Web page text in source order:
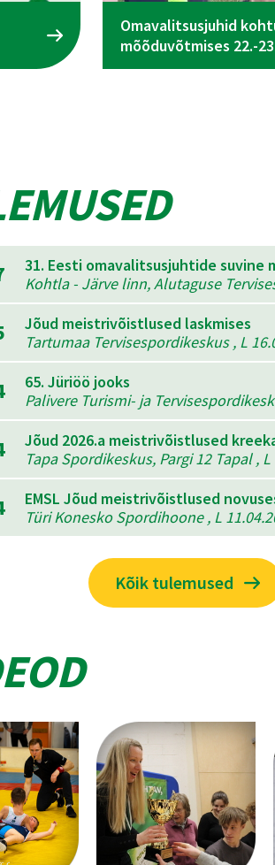
Omavalitsusjuhid
mõõduvõtmises 22.-
31. Eesti omavalitsusjuhtide suvine
Kohtla - Järve linn, Alutaguse
Jõud meistrivõistlused laskmises
Tartumaa Tervisespordikeskus , L
65. Jüriöö jooks
Palivere Turismi- ja
Jõud 2026.a meistrivõistlused
Tapa Spordikeskus, Pargi 12 Tapal , L
EMSL Jõud meistrivõistlused
Türi Konesko Spordihoone , L
Kõik tulemused